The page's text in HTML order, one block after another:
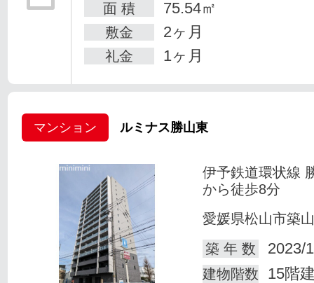
面 積 75.54㎡
敷金 2ヶ月
礼金 1ヶ月
マンション ルミナス勝山東
伊予鉄道環状線
から徒歩8分
愛媛県松山市築
築 年 数
2023/
建物階数 15階